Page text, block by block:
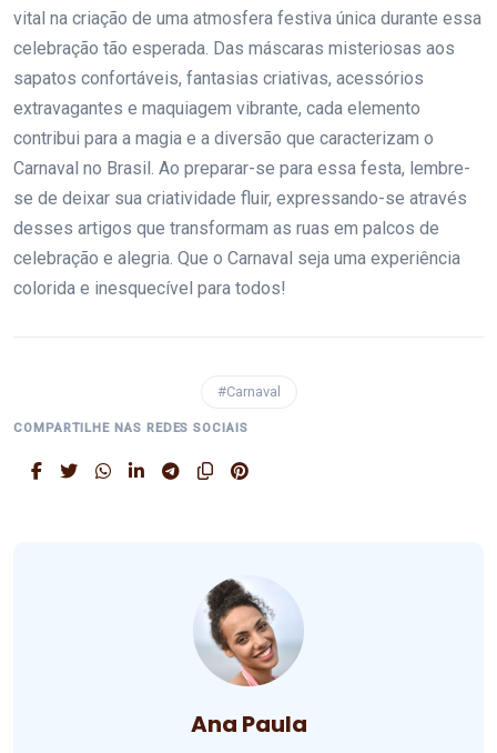
vital na criação de uma atmosfera festiva única durante essa
celebração tão esperada. Das máscaras misteriosas aos
sapatos confortáveis, fantasias criativas, acessórios
extravagantes e maquiagem vibrante, cada elemento
contribui para a magia e a diversão que caracterizam o
Carnaval no Brasil. Ao preparar-se para essa festa, lembre-
se de deixar sua criatividade fluir, expressando-se através
desses artigos que transformam as ruas em palcos de
celebração e alegria. Que o Carnaval seja uma experiência
colorida e inesquecível para todos!
#Carnaval
COMPARTILHE NAS REDES SOCIAIS
Ana Paula